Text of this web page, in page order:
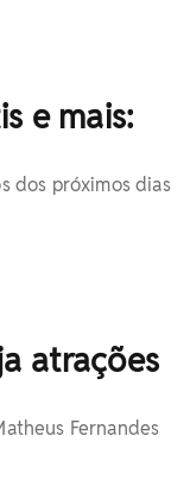
e mais:
dos próximos dias
atrações
Fernandes